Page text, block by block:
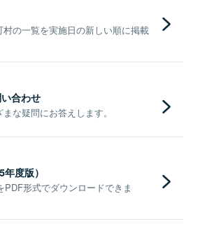
の一覧を実施日の新しい順に掲載
合わせ
な疑問にお答えします。
度版）
形式でダウンロードできま